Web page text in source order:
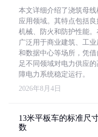
本文详细介绍了浇筑母线
应用领域。其特点包括良
机械、防火和防护性能。
广泛用于商业建筑、工
和数据中心等场所，凭
足不同领域对电力供应
障电力系统稳定运行。
2026年8月4日
13米平板车的标准尺
数